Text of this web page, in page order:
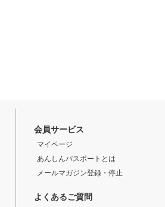
会員サービス
マイページ
あんしんパスポートとは
メールマガジン登録・停止
よくあるご質問